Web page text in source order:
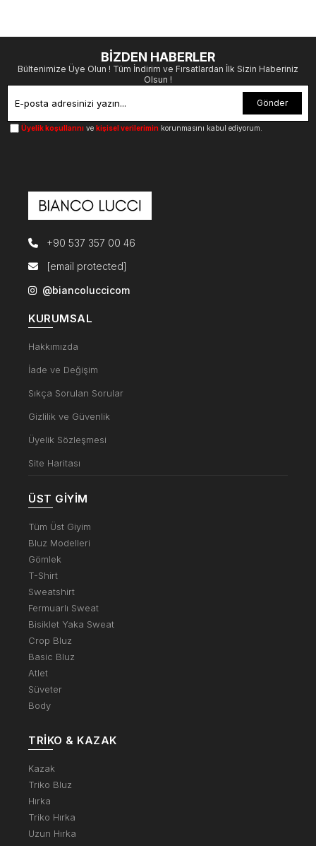
BİZDEN HABERLER
Bültenimize Üye Olun ! Tüm İndirim ve Fırsatlardan İlk Sizin Haberiniz
Olsun !
Gönder
Üyelik koşullarını ve kişisel verilerimin korunmasını kabul ediyorum.
+90 537 357 00 46
[email protected]
@biancoluccicom
KURUMSAL
Hakkımızda
İade ve Değişim
Sıkça Sorulan Sorular
Gizlilik ve Güvenlik
Üyelik Sözleşmesi
Site Haritası
ÜST GIYIM
Tüm Üst Giyim
Bluz Modelleri
Gömlek
T-Shirt
Sweatshirt
Fermuarlı Sweat
Bisiklet Yaka Sweat
Crop Bluz
Basic Bluz
Atlet
Süveter
Body
TRIKO & KAZAK
Kazak
Triko Bluz
Hırka
Triko Hırka
Uzun Hırka